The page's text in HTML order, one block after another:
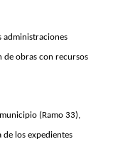
administraciones
de obras con recursos
(Ramo 33),
los expedientes